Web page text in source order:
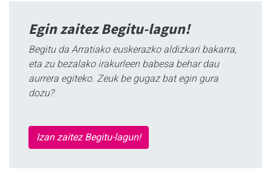
Egin zaitez Begitu-lagun!
Begitu da Arratiako euskerazko aldizkari bakarra,
eta zu bezalako irakurleen babesa behar dau
aurrera egiteko. Zeuk be gugaz bat egin gura
dozu?
Izan zaitez Begitu-lagun!